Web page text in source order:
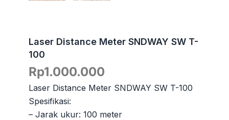
Laser Distance Meter SNDWAY SW T-
100
Rp1.000.000
Laser Distance Meter SNDWAY SW T-100
Spesifikasi:
– Jarak ukur: 100 meter